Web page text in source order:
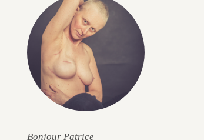
Bonjour Patrice